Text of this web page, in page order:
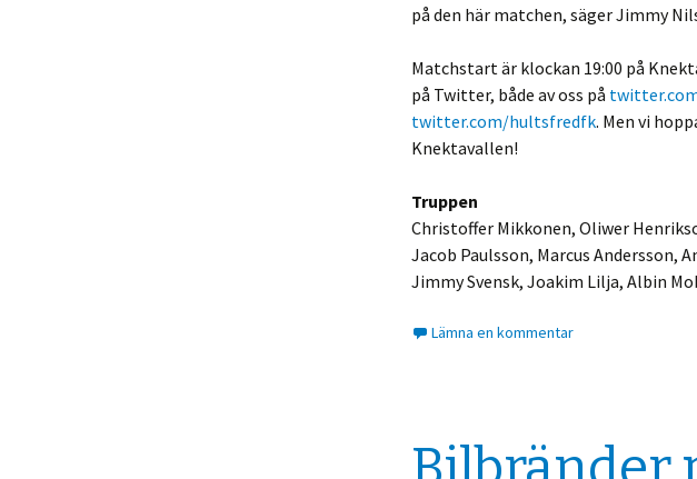
på den här matchen, säger Jimmy
Matchstart är klockan 19:00 på
på Twitter, både av oss på
twitter.com/hultsfredfk. Men vi
Knektavallen!
Truppen
Christoffer Mikkonen, Oliwer
Jacob Paulsson, Marcus Andersson,
Jimmy Svensk, Joakim Lilja, Albin
Lämna en kommentar